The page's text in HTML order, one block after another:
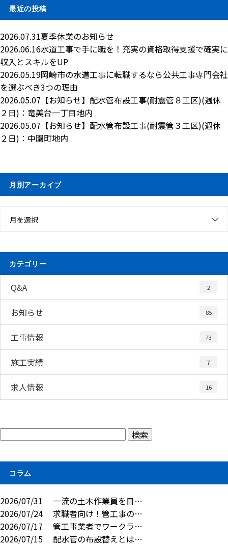
最近の投稿
2026.07.31夏季休業のお知らせ
2026.06.16水道工事で手に職を！充実の資格取得支援で確実に
収入とスキルをUP
2026.05.19岡崎市の水道工事に転職するなら公共工事専門会社
を選ぶべき3つの理由
2026.05.07 【お知らせ】配水管布設工事(耐震管８工区)(週休
２日)：竜美台一丁目地内
2026.05.07 【お知らせ】配水管布設工事(耐震管３工区)(週休
２日)：中園町地内
月別アーカイブ
月を選択
カテゴリー
Q&A 2
お知らせ 85
工事情報 73
施工実績 7
求人情報 16
コラム
2026/07/31
一流の土木作業員を目…
2026/07/24
求職者向け！管工事の…
2026/07/17
管工事業者でワークラ…
2026/07/15
配水管の布設替えとは…